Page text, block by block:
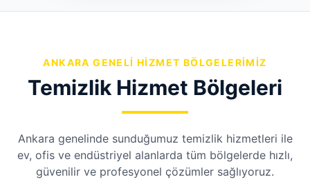
ANKARA GENELI HIZMET BÖLGELERIMIZ
Temizlik Hizmet Bölgeleri
Ankara genelinde sunduğumuz temizlik hizmetleri ile
ev, ofis ve endüstriyel alanlarda tüm bölgelerde hızlı,
güvenilir ve profesyonel çözümler sağlıyoruz.